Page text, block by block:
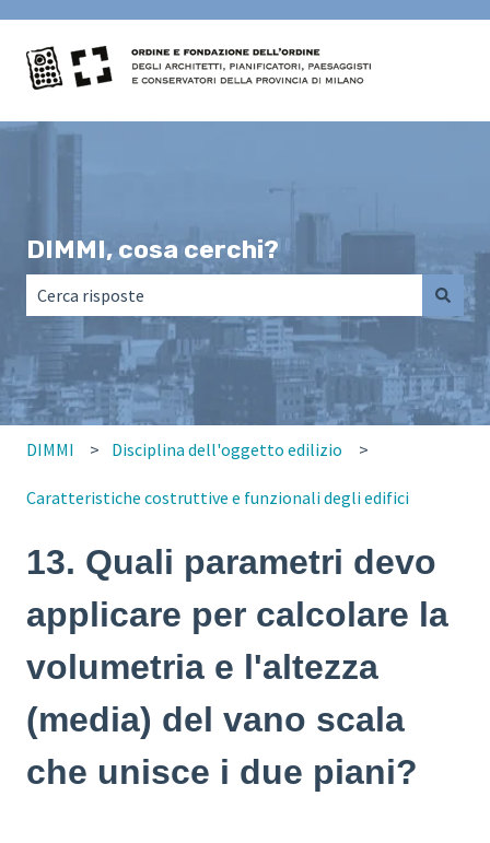
DIMMI, cosa cerchi?
Non sono presenti suggerimenti perché il campo di
DIMMI Disciplina dell'oggetto edilizio
Caratteristiche costruttive e funzionali degli edifici
13. Quali parametri devo
applicare per calcolare la
volumetria e l'altezza
(media) del vano scala
che unisce i due piani?